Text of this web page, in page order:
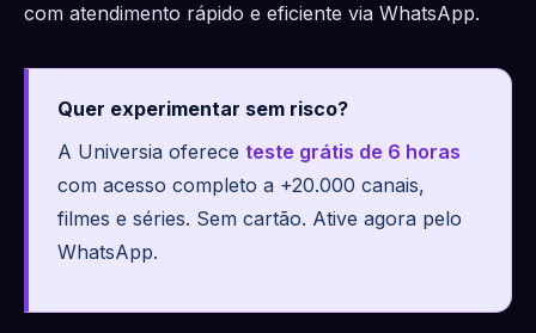
com atendimento rápido e eficiente via WhatsApp.
Quer experimentar sem risco?
A Universia oferece teste grátis de 6 horas
com acesso completo a +20.000 canais,
filmes e séries. Sem cartão. Ative agora pelo
WhatsApp.